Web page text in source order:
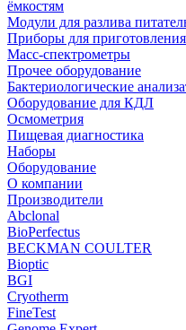
ёмкостям
Модули для разлива
Приборы для
Масс-спектрометры
Прочее оборудование
Бактериологические
Оборудование для КДЛ
Осмометрия
Пищевая диагностика
Наборы
Оборудование
О компании
Производители
Abclonal
BioPerfectus
BECKMAN COULTER
Bioptic
BGI
Cryotherm
FineTest